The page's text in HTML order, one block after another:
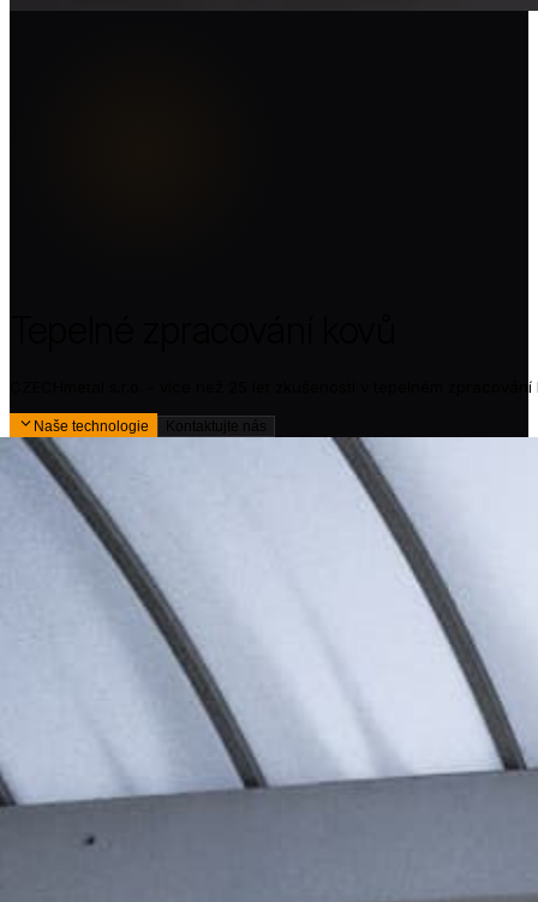
CZECHmetal s.r.o. - více než 25 let zkušeností v tepelném
Naše technologie Kontaktujte nás